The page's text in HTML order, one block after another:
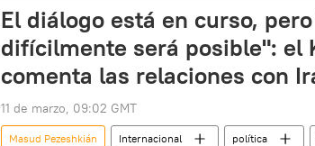
El diálogo está en curso,
difícilmente será posible": el
comenta las relaciones con
11 de marzo, 09:02 GMT
Masud Pezeshkián Internacional política